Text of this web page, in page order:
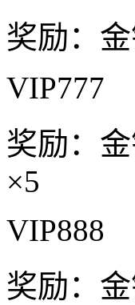
奖励：
VIP777
奖励：
×5
VIP888
奖励：